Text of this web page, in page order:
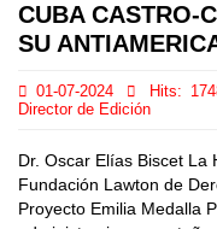
CUBA CASTRO-
SU
01-07-2024 Hits:
Director de Edición
Dr. Oscar Elías Biscet La
Fundación Lawton de
Proyecto Emilia Medalla